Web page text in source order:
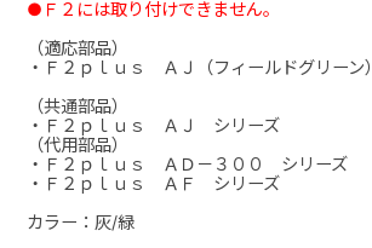
●Ｆ２には取り付けできません。
（適応部品）
・Ｆ２ｐｌｕｓ ＡＪ（フィールドグリーン）
（共通部品）
・Ｆ２ｐｌｕｓ ＡＪ シリーズ
（代用部品）
・Ｆ２ｐｌｕｓ ＡＤ－３００ シリーズ
・Ｆ２ｐｌｕｓ ＡＦ シリーズ
カラー：灰/緑